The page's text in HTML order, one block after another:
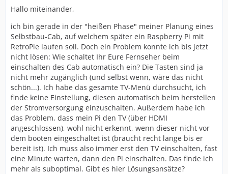
Hallo miteinander,
ich bin gerade in der "heißen Phase" meiner Planung eines
Selbstbau-Cab, auf welchem später ein Raspberry Pi mit
RetroPie laufen soll. Doch ein Problem konnte ich bis jetzt
nicht lösen: Wie schaltet Ihr Eure Fernseher beim
einschalten des Cab automatisch ein? Die Tasten sind ja
nicht mehr zugänglich (und selbst wenn, wäre das nicht
schön...). Ich habe das gesamte TV-Menü durchsucht, ich
finde keine Einstellung, diesen automatisch beim herstellen
der Stromversorgung einzuschalten. Außerdem habe ich
das Problem, dass mein Pi den TV (über HDMI
angeschlossen), wohl nicht erkennt, wenn dieser nicht vor
dem booten eingeschaltet ist (braucht recht lange bis er
bereit ist). Ich muss also immer erst den TV einschalten, fast
eine Minute warten, dann den Pi einschalten. Das finde ich
mehr als suboptimal. Gibt es hier Lösungsansätze?